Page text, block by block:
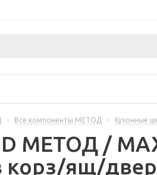
- Все компоненты МЕТОД - Кухонные
МЕТОД /
корз/ящ/